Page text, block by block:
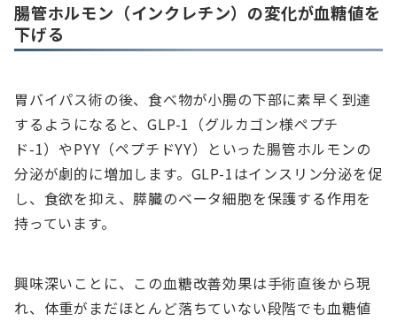
腸管ホルモン（インクレチン）の変化が血糖値を
下げる
胃バイパス術の後、食べ物が小腸の下部に素早く到達
するようになると、GLP-1（グルカゴン様ペプチ
ド-1）やPYY（ペプチドYY）といった腸管ホルモンの
分泌が劇的に増加します。GLP-1はインスリン分泌を促
し、食欲を抑え、膵臓のベータ細胞を保護する作用を
持っています。
興味深いことに、この血糖改善効果は手術直後から現
れ、体重がまだほとんど落ちていない段階でも血糖値